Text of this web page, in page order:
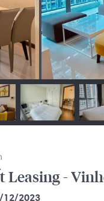
Căn hộ 2 phòng ngủ nội
12/2023